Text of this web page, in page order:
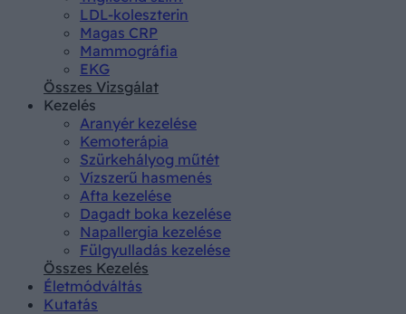
LDL-koleszterin
Magas CRP
Mammográfia
EKG
Összes Vizsgálat
Kezelés
Aranyér kezelése
Kemoterápia
Szürkehályog műtét
Vízszerű hasmenés
Afta kezelése
Dagadt boka kezelése
Napallergia kezelése
Fülgyulladás kezelése
Összes Kezelés
Életmódváltás
Kutatás